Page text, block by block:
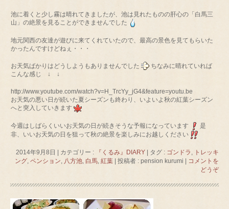
池に着くと少し霧は晴れてきましたが、池は見れたものの肝心の「白馬三
山」の絶景を見ることができませんでした
地元関西の友達が遊びに来てくれていたので、最高の景色を見てもらいた
かったんですけどねぇ・・・
お天気ばかりはどうしようもありませんでした
ちなみに晴れていれば
こんな感じ ↓ ↓
http://www.youtube.com/watch?v=H_TrcYy_jG4&feature=youtu.be
お天気の悪い日が続いた夏シーズンも終わり、いよいよ秋の紅葉シーズン
へと突入していきます
今週はしばらくいいお天気の日が続きそうな予報になっています
是
非、いいお天気の日を狙って秋の絶景を楽しみにお越しください
2014年9月8日 カテゴリー : 『くるみ』DIARY タグ : ゴンドラ , トレッキ
ング, ペンション, 八方池, 白馬, 紅葉 投稿者 : pension kurumi
コメントを
どうぞ